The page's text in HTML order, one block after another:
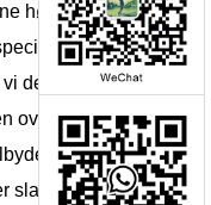
højkvalitets,
i
de unikke
over.
udsøgte
slanke og